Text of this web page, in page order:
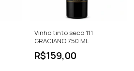
Vinho tinto seco 111
GRACIANO 750 ML
R$159,00